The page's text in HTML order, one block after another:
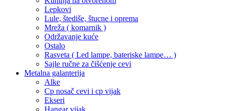
Lepkovi
Lule, štediše, štucne i oprema
Mreža ( komarnik )
Održavanje kuće
Ostalo
Rasveta ( Led lampe, bateriske lampe… )
Sajle ručne za čišćenje cevi
Metalna galanterija
Alke
Cp nosač cevi i cp vijak
Ekseri
Hangar vijak